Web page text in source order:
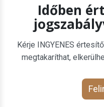
Időben
Kérje INGYENES
megtakaríthat,